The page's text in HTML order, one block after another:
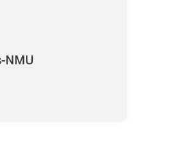
NMU